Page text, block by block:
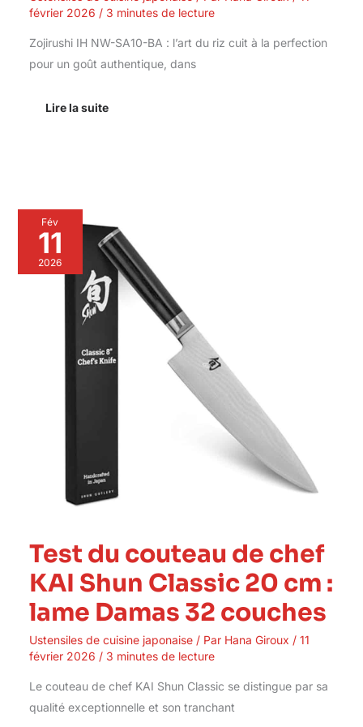
février 2026 / 3 minutes de lecture
Zojirushi IH NW-SA10-BA : l’art du riz cuit à la perfection
pour un goût authentique, dans
Lire la suite
Fév
11
2026
Test du couteau de chef
KAI Shun Classic 20 cm :
lame Damas 32 couches
Ustensiles de cuisine japonaise/ Par Hana Giroux / 11
février 2026 / 3 minutes de lecture
Le couteau de chef KAI Shun Classic se distingue par sa
qualité exceptionnelle et son tranchant
Test
du
de
chef
Classic